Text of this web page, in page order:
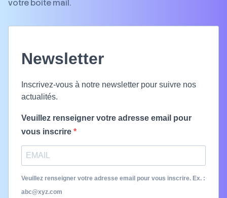
votre boîte mail.
Newsletter
Inscrivez-vous à notre newsletter pour suivre nos
actualités.
Veuillez renseigner votre adresse email pour
vous inscrire
Veuillez renseigner votre adresse email pour vous inscrire. Ex. :
abc@xyz.com